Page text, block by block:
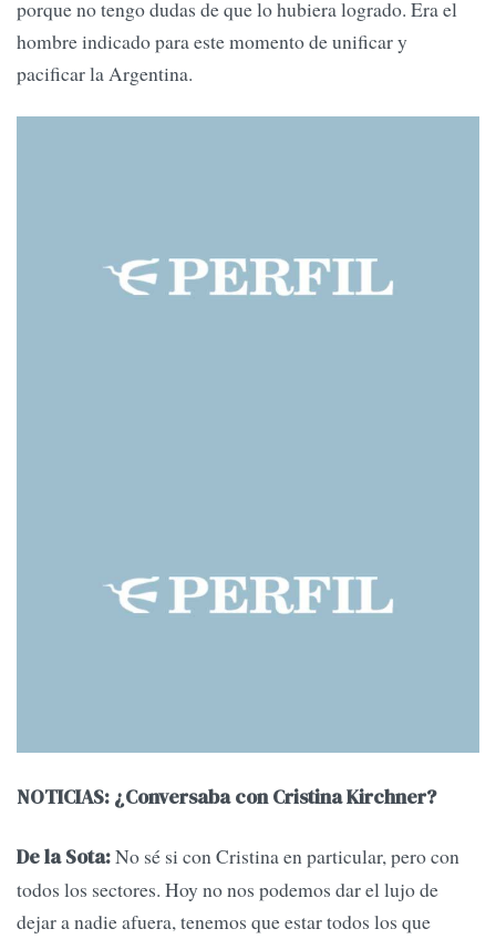
porque no tengo dudas de que lo hubiera logrado. Era el
hombre indicado para este momento de unificar y
pacificar la Argentina.
NOTICIAS: ¿Conversaba con Cristina Kirchner?
De la Sota:No sé si con Cristina en particular, pero con
todos los sectores. Hoy no nos podemos dar el lujo de
dejar a nadie afuera, tenemos que estar todos los que